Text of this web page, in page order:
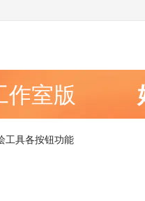
作室版
工具各按钮功能